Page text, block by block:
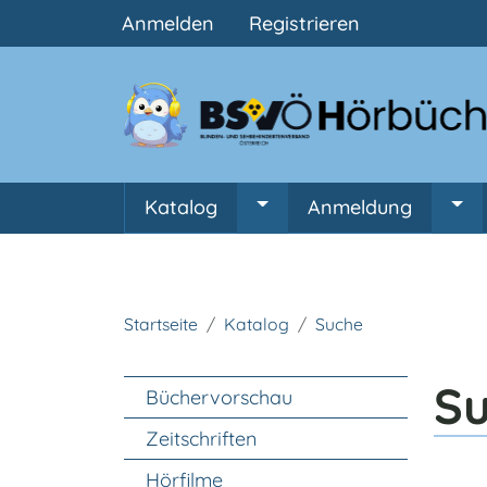
Benutzermenü
Anmelden Registrieren
Hauptnavigation
Katalog Untermenü von Katalog
Anmeldung
Startseite Katalog Suche
Unter Navigation
Büchervorschau
Zeitschriften
Hörfilme